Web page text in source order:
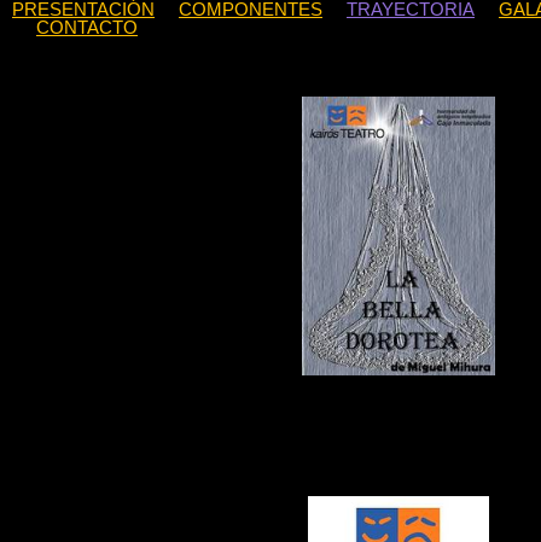
PRESENTACIÓN COMPONENTES TRAYECTORIA
CONTACTO